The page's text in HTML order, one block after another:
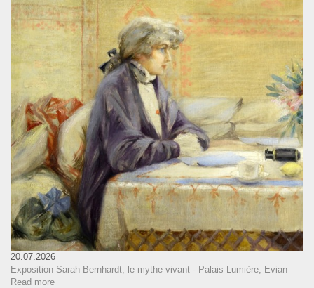
20.07.2026
Exposition Sarah Bernhardt, le mythe vivant - Palais Lumière, Evian
Read more